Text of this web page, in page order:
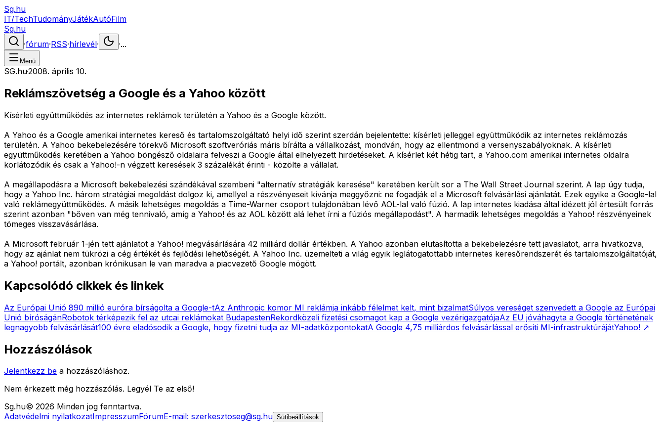
Sg.hu
IT/TechTudományJátékAutóFilm
Sg.hu
·fórum·RSS·hírlevél· ·...
Menü
SG.hu·2008. április 10.
Reklámszövetség a Google és a Yahoo között
Kísérleti együttműködés az internetes reklámok területén a Yahoo és a Google között.
A Yahoo és a Google amerikai internetes kereső és tartalomszolgáltató helyi idő szerint szerdán bejelentette: kísérleti jelleggel együttműködik az internetes reklámozás
területén. A Yahoo bekebelezésére törekvő Microsoft szoftveróriás máris bírálta a vállalkozást, mondván, hogy az ellentmond a versenyszabályoknak. A kísérleti
együttműködés keretében a Yahoo böngésző oldalaira felveszi a Google által elhelyezett hirdetéseket. A kísérlet két hétig tart, a Yahoo.com amerikai internetes oldalra
korlátozódik és csak a Yahoo!-n végzett keresések 3 százalékát érinti - közölte a vállalat.
A megállapodásra a Microsoft bekebelezési szándékával szembeni "alternatív stratégiák keresése" keretében került sor a The Wall Street Journal szerint. A lap úgy tudja,
hogy a Yahoo Inc. három stratégiai megoldást dolgoz ki, amellyel a részvényeseit kívánja meggyőzni: ne fogadják el a Microsoft felvásárlási ajánlatát. Ezek egyike a Google-lal
való reklámegyüttműködés. A másik lehetséges megoldás a Time-Warner csoport tulajdonában lévő AOL-lal való fúzió. A lap internetes kiadása által idézett jól értesült forrás
szerint azonban "bőven van még tennivaló, amíg a Yahoo! és az AOL között alá lehet írni a fúziós megállapodást". A harmadik lehetséges megoldás a Yahoo! részvényeinek
tömeges visszavásárlása.
A Microsoft február 1-jén tett ajánlatot a Yahoo! megvásárlására 42 milliárd dollár értékben. A Yahoo azonban elutasította a bekebelezésre tett javaslatot, arra hivatkozva,
hogy az ajánlat nem tükrözi a cég értékét és fejlődési lehetőségét. A Yahoo Inc. üzemelteti a világ egyik leglátogatottabb internetes keresőrendszerét és tartalomszolgáltatóját,
a Yahoo! portált, azonban krónikusan le van maradva a piacvezető Google mögött.
Kapcsolódó cikkek és linkek
Az Európai Unió 890 millió euróra bírságolta a Google-tAz Anthropic komor MI reklámja inkább félelmet kelt, mint bizalmatSúlyos vereséget szenvedett a Google az Európai
Unió bíróságánRobotok térképezik fel az utcai reklámokat BudapestenRekordközeli fizetési csomagot kap a Google vezérigazgatójaAz EU jóváhagyta a Google történetének
legnagyobb felvásárlását100 évre eladósodik a Google, hogy fizetni tudja az MI-adatközpontokatA Google 4,75 milliárdos felvásárlással erősíti MI-infrastruktúrájátYahoo! ↗
Hozzászólások
Jelentkezz be a hozzászóláshoz.
Nem érkezett még hozzászólás. Legyél Te az első!
Sg.hu© 2026 Minden jog fenntartva.
Adatvédelmi nyilatkozatImpresszumFórumE-mail: szerkesztoseg@sg.hu Sütibeállítások